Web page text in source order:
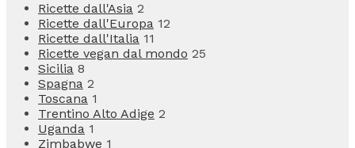
Ricette dall'Asia 2
Ricette dall'Europa 12
Ricette dall'Italia 11
Ricette vegan dal mondo 25
Sicilia 8
Spagna 2
Toscana 1
Trentino Alto Adige 2
Uganda 1
Zimbabwe 1